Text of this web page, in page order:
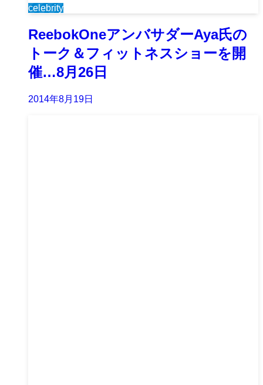
celebrity
ReebokOneアンバサダーAya氏の
トーク＆フィットネスショーを開
催…8月26日
2014年8月19日